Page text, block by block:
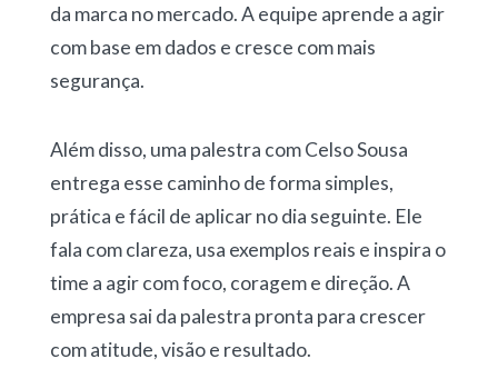
da marca no mercado. A equipe aprende a agir
com base em dados e cresce com mais
segurança.
Além disso, uma palestra com Celso Sousa
entrega esse caminho de forma simples,
prática e fácil de aplicar no dia seguinte. Ele
fala com clareza, usa exemplos reais e inspira o
time a agir com foco, coragem e direção. A
empresa sai da palestra pronta para crescer
com atitude, visão e resultado.